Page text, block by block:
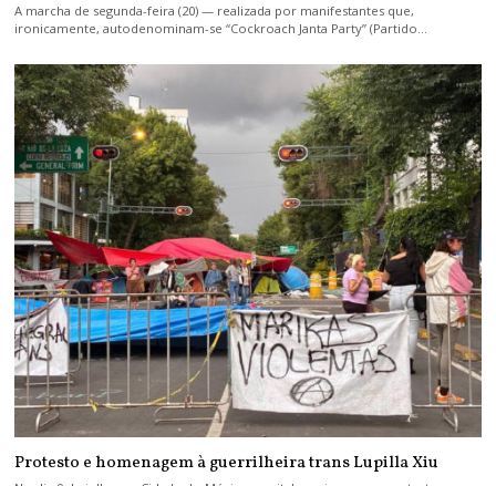
A marcha de segunda-feira (20) — realizada por manifestantes que,
ironicamente, autodenominam-se “Cockroach Janta Party” (Partido…
Protesto e homenagem à guerrilheira trans Lupilla Xiu